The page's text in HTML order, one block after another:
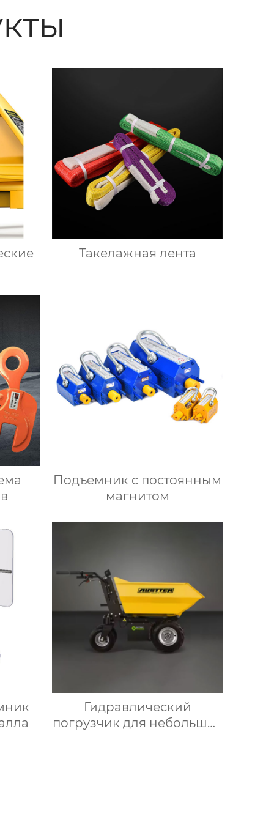
Такелажная лента
Подъемник с постоянным
магнитом
Гидравлический
погрузчик для небольших